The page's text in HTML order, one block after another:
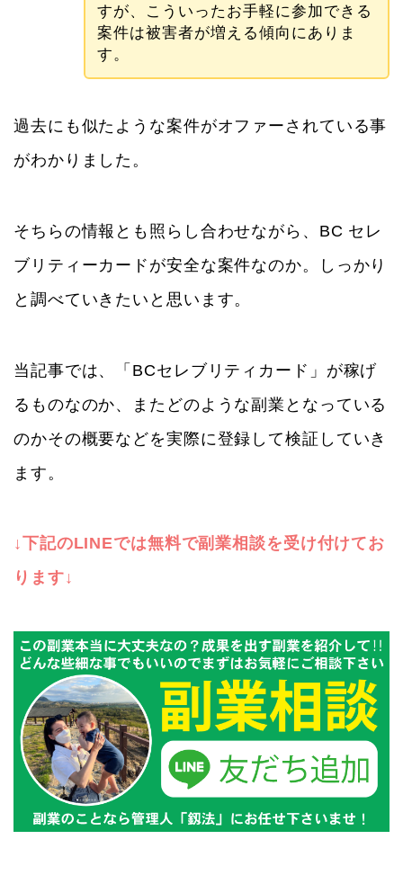
すが、こういったお手軽に参加できる
案件は被害者が増える傾向にありま
す。
過去にも似たような案件がオファーされている事
がわかりました。
そちらの情報とも照らし合わせながら、BC セレ
ブリティーカードが安全な案件なのか。しっかり
と調べていきたいと思います。
当記事では、「BCセレブリティカード」が稼げ
るものなのか、またどのような副業となっている
のかその概要などを実際に登録して検証していき
ます。
↓下記のLINEでは無料で副業相談を受け付けてお
ります↓